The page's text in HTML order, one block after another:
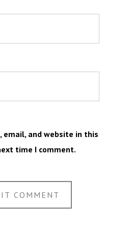
email, and website in this
time I comment.